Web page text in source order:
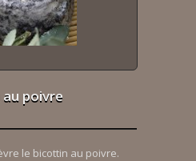
poivre
le bicottin au poivre.